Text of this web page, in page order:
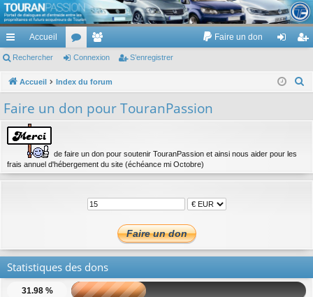
TouranPassion
Le forum des propriétaires ou futurs acquéreurs du Volkswagen Touran
cc
ès
pi
de
Accueil
or
u
s
e
m
es
Faire un don
ne
on
nr
ist
Rechercher Connexion S’enregistrer
Accueil Index du forum
c
Faire un don pour TouranPassion
de faire un don pour soutenir TouranPassion et ainsi nous aider pour les
frais annuel d'hébergement du site (échéance mi Octobre)
Statistiques des dons
31.98 %